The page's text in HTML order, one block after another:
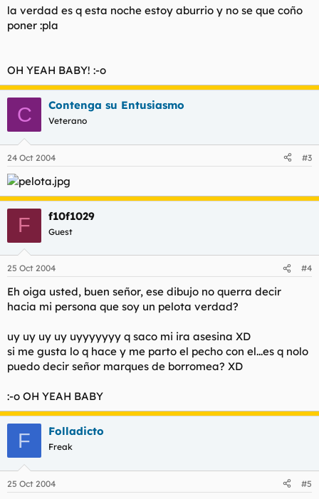
la verdad es q esta noche estoy aburrio y no se que coño
poner :pla
OH YEAH BABY! :-o
C Contenga su Entusiasmo
Veterano
24 Oct 2004 #3
F f10f1029
Guest
25 Oct 2004 #4
Eh oiga usted, buen señor, ese dibujo no querra decir
hacia mi persona que soy un pelota verdad?
uy uy uy uy uyyyyyyy q saco mi ira asesina XD
si me gusta lo q hace y me parto el pecho con el...es q nolo
puedo decir señor marques de borromea? XD
:-o OH YEAH BABY
F Folladicto
Freak
25 Oct 2004 #5